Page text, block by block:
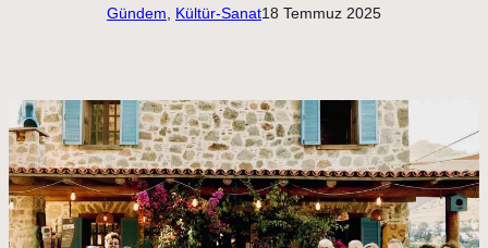
Gündem Kültür-Sanat18 Temmuz 2025